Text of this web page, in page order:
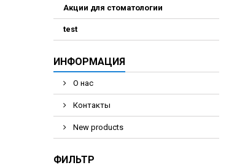
Акции для стоматологии
test
ИНФОРМАЦИЯ
О нас
Контакты
New products
ФИЛЬТР